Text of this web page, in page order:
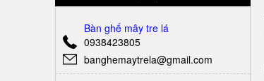
Bàn ghế mây tre lá
0938423805
banghemaytrela@gmail.com